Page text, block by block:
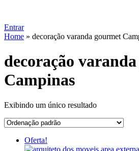
Entrar
Home » decoração varanda gourmet
decoração
Campinas
Exibindo um único resultado
Oferta!